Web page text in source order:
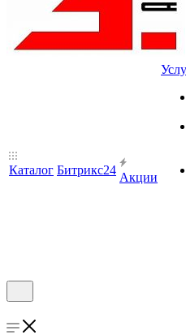
Каталог Битрикс24
Акции